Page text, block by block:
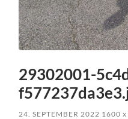
29302001-
24. SEPTEMBER 2022 1600x